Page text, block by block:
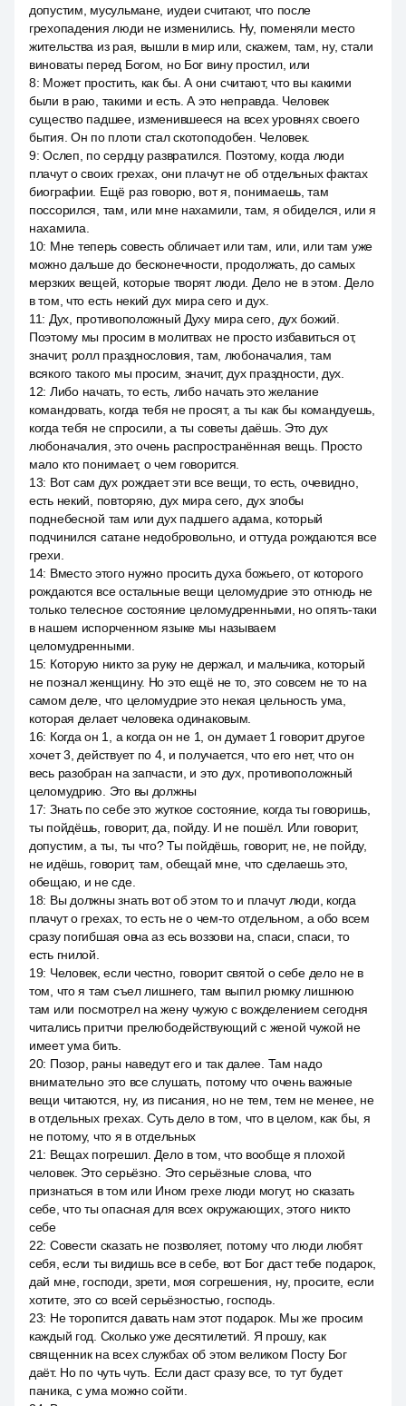
допустим, мусульмане, иудеи считают, что после
грехопадения люди не изменились. Ну, поменяли место
жительства из рая, вышли в мир или, скажем, там, ну, стали
виноваты перед Богом, но Бог вину простил, или
8: Может простить, как бы. А они считают, что вы какими
были в раю, такими и есть. А это неправда. Человек
существо падшее, изменившееся на всех уровнях своего
бытия. Он по плоти стал скотоподобен. Человек.
9:Ослеп, по сердцу развратился. Поэтому, когда люди
плачут о своих грехах, они плачут не об отдельных фактах
биографии. Ещё раз говорю, вот я, понимаешь, там
поссорился, там, или мне нахамили, там, я обиделся, или я
нахамила.
10: Мне теперь совесть обличает или там, или, или там уже
можно дальше до бесконечности, продолжать, до самых
мерзких вещей, которые творят люди. Дело не в этом. Дело
в том, что есть некий дух мира сего и дух.
11: Дух, противоположный Духу мира сего, дух божий.
Поэтому мы просим в молитвах не просто избавиться от,
значит, ролл празднословия, там, любоначалия, там
всякого такого мы просим, значит, дух праздности, дух.
12: Либо начать, то есть, либо начать это желание
командовать, когда тебя не просят, а ты как бы командуешь,
когда тебя не спросили, а ты советы даёшь. Это дух
любоначалия, это очень распространённая вещь. Просто
мало кто понимает, о чем говорится.
13: Вот сам дух рождает эти все вещи, то есть, очевидно,
есть некий, повторяю, дух мира сего, дух злобы
поднебесной там или дух падшего адама, который
подчинился сатане недобровольно, и оттуда рождаются все
грехи.
14: Вместо этого нужно просить духа божьего, от которого
рождаются все остальные вещи целомудрие это отнюдь не
только телесное состояние целомудренными, но опять-таки
в нашем испорченном языке мы называем
целомудренными.
15: Которую никто за руку не держал, и мальчика, который
не познал женщину. Но это ещё не то, это совсем не то на
самом деле, что целомудрие это некая цельность ума,
которая делает человека одинаковым.
16: Когда он 1, а когда он не 1, он думает 1 говорит другое
хочет 3, действует по 4, и получается, что его нет, что он
весь разобран на запчасти, и это дух, противоположный
целомудрию. Это вы должны
17: Знать по себе это жуткое состояние, когда ты говоришь,
ты пойдёшь, говорит, да, пойду. И не пошёл. Или говорит,
допустим, а ты, ты что? Ты пойдёшь, говорит, не, не пойду,
не идёшь, говорит, там, обещай мне, что сделаешь это,
обещаю, и не сде.
18: Вы должны знать вот об этом то и плачут люди, когда
плачут о грехах, то есть не о чем-то отдельном, а обо всем
сразу погибшая овча аз есь воззови на, спаси, спаси, то
есть гнилой.
19: Человек, если честно, говорит святой о себе дело не в
том, что я там съел лишнего, там выпил рюмку лишнюю
там или посмотрел на жену чужую с вожделением сегодня
читались притчи прелюбодействующий с женой чужой не
имеет ума бить.
20: Позор, раны наведут его и так далее. Там надо
внимательно это все слушать, потому что очень важные
вещи читаются, ну, из писания, но не тем, тем не менее, не
в отдельных грехах. Суть дело в том, что в целом, как бы, я
не потому, что я в отдельных
21: Вещах погрешил. Дело в том, что вообще я плохой
человек. Это серьёзно. Это серьёзные слова, что
признаться в том или Ином грехе люди могут, но сказать
себе, что ты опасная для всех окружающих, этого никто
себе
22: Совести сказать не позволяет, потому что люди любят
себя, если ты видишь все в себе, вот Бог даст тебе подарок,
дай мне, господи, зрети, моя согрешения, ну, просите, если
хотите, это со всей серьёзностью, господь.
23: Не торопится давать нам этот подарок. Мы же просим
каждый год. Сколько уже десятилетий. Я прошу, как
священник на всех службах об этом великом Посту Бог
даёт. Но по чуть чуть. Если даст сразу все, то тут будет
паника, с ума можно сойти.